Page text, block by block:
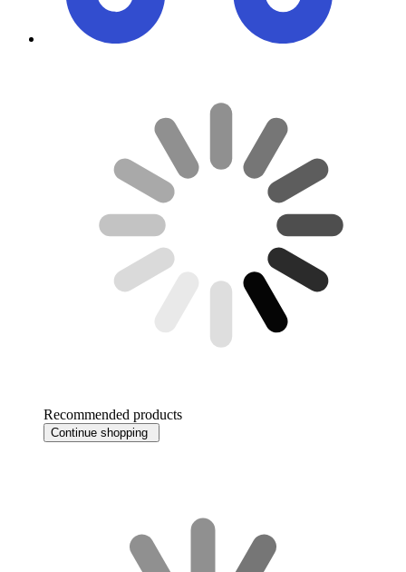
Recommended products
Continue shopping